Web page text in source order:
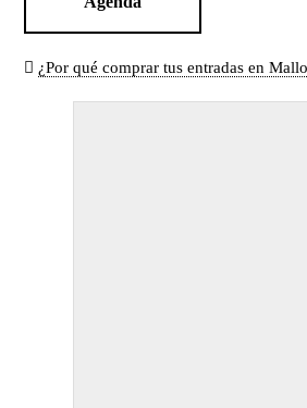
¿Por qué comprar tus entradas en